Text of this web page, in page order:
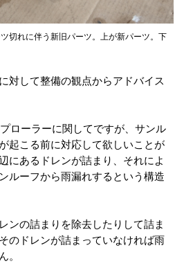
切れに伴う新旧パーツ。上が新パーツ。下
対して整備の観点からアドバイス
ローラーに関してですが、サンル
起こる前に対応して欲しいことが
にあるドレンが詰まり、それによ
ルーフから雨漏れするという構造
ンの詰まりを除去したりして詰ま
のドレンが詰まっていなければ雨